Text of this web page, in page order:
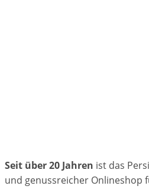
Seit über 20 Jahren ist das
und genussreicher Onlineshop